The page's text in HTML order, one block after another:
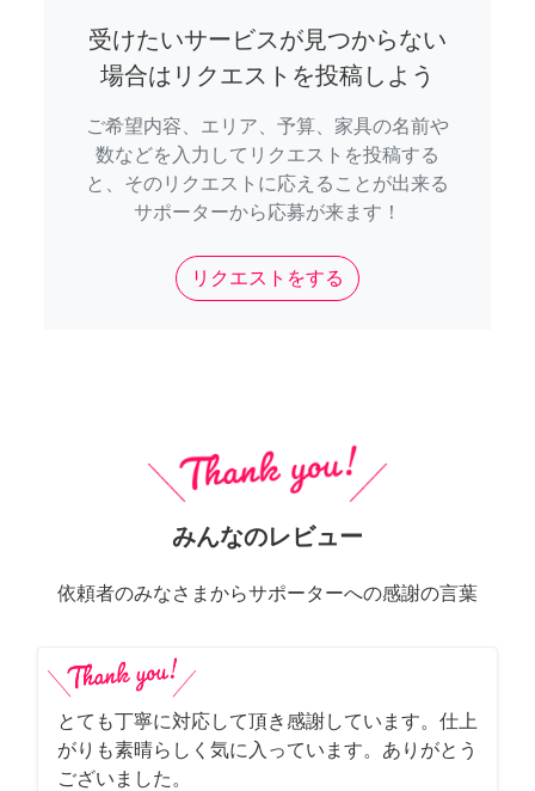
受けたいサービスが見つからない
場合はリクエストを投稿しよう
ご希望内容、エリア、予算、家具の名前や
数などを入力してリクエストを投稿する
と、そのリクエストに応えることが出来る
サポーターから応募が来ます！
リクエストをする
みんなのレビュー
依頼者のみなさまからサポーターへの感謝の言葉
とても丁寧に対応して頂き感謝しています。仕上
がりも素晴らしく気に入っています。ありがとう
ございました。